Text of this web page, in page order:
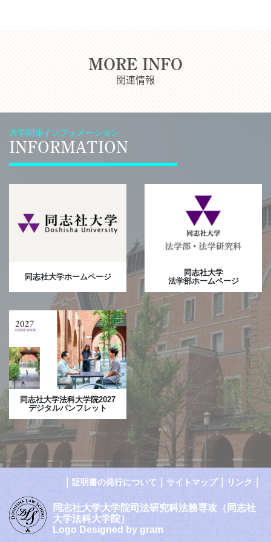
MORE INFO
関連情報
大学関連インフォメーション
INFORMATION
同志社大学ホームページ
同志社大学
法学部ホームページ
同志社大学法科大学院2027
デジタルパンフレット
証明書の発行について サイトマップ｜ リンク
同志社大学大学院司法研究科法務専攻（同志社
大学法科大学院）
Logo Designed by gram